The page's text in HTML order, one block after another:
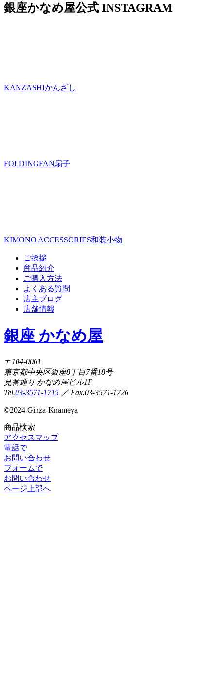
銀座かなめ屋公式 INSTAGRAM
KANZASHIかんざし
FOLDINGFAN扇子
KIMONO ACCESSORIES和装小物
ご挨拶
商品紹介
ご購入方法
よくある質問
店主ブログ
店舗情報
銀座 かなめ屋
〒104-0061
東京都中央区銀座8丁目7番18号
見番通り かなめ屋ビル1F
Tel.03-3571-1715 ／ Fax.03-3571-1726
©2024 Ginza-Knameya
商品検索
アクセスマップ
電話で
お問い合わせ
フォームで
お問い合わせ
ページ上部へ